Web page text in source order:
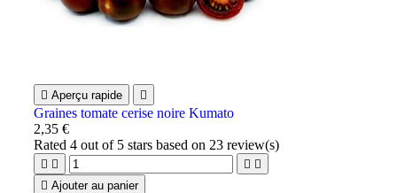
 Aperçu rapide 
Graines tomate cerise noire Kumato
2,35 €
Rated4 out of 5 stars based on 23 review(s)
   
 Ajouter au panier